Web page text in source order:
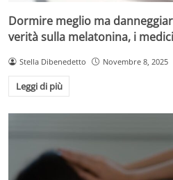
Dormire meglio ma
verità sulla melatonina, i
Stella Dibenedetto Novembre 8, 2025
Leggi di più